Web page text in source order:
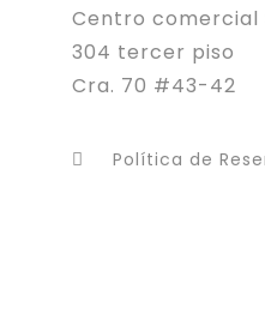
Centro comercial
304 tercer piso
Cra. 70 #43-42
Política de